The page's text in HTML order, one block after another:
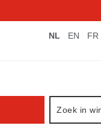
NL EN FR